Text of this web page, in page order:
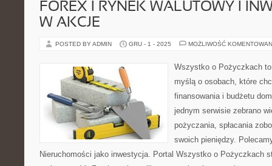
FOREX I RYNEK WALUTOWY I
W AKCJE
POSTED BY ADMIN GRU - 1 - 2025 MOŻLIWOŚĆ
Wszystko o Pożyczkach
myślą o osobach, które
finansowania i budżetu
jednym serwisie zebrano
pożyczania, spłacania
swoich pieniędzy.
Nieruchomości jako inwestycja. Portal Wszystko o Pożyczkach